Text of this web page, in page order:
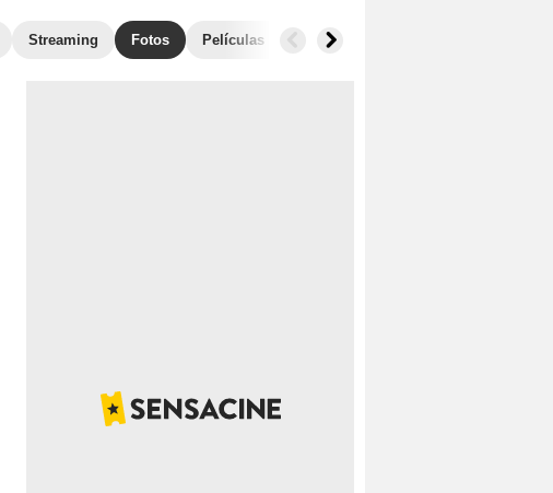
Streaming Fotos Películas similares